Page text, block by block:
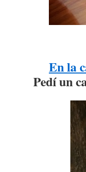
En la
Pedí un